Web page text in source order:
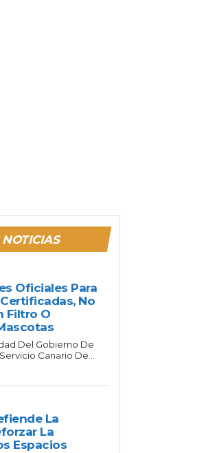
Oficiales Para
No
Filtro O
Del Gobierno De
Canario De...
La
La
Espacios